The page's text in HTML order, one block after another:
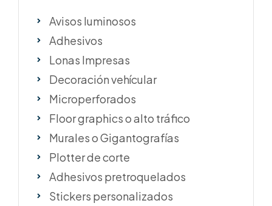
Avisos luminosos
Adhesivos
Lonas Impresas
Decoración vehícular
Microperforados
Floor graphics o alto tráfico
Murales o Gigantografías
Plotter de corte
Adhesivos pretroquelados
Stickers personalizados